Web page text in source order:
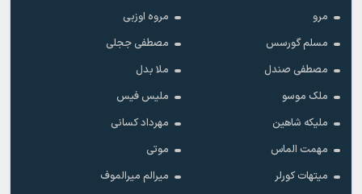
مرو
مروه اوزبی
مسلم گورسس
مصطفی ججلی
مصطفی صندل
ملا بدل
ملک موسو
ملیس فیس
ملیکه شاهین
مهرداد کسانی
مهمت الماس
موتی
میتهات کورلر
میرالم میرالموف